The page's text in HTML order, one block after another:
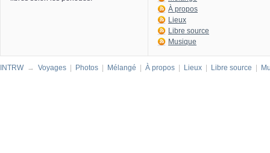
À propos
Lieux
Libre source
Musique
INTRW → Voyages | Photos | Mélangé | À propos | Lieux | Libre source |